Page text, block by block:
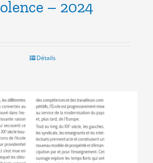
– 2024
Détails